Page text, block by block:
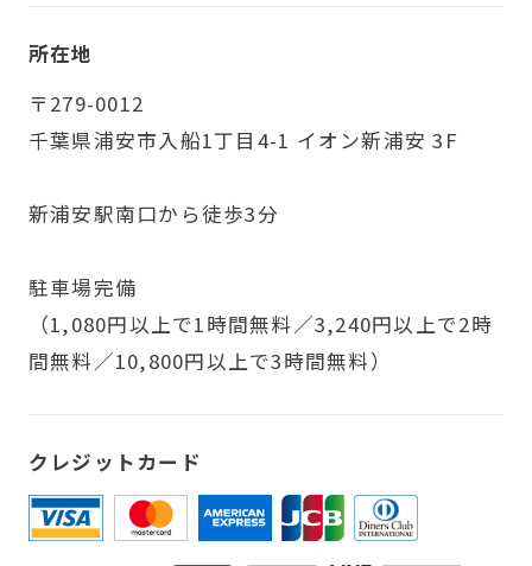
所在地
〒279-0012
千葉県浦安市入船1丁目4-1 イオン新浦安 3F
新浦安駅南口から徒歩3分
駐車場完備
（1,080円以上で1時間無料／3,240円以上で2時
間無料／10,800円以上で3時間無料）
クレジットカード